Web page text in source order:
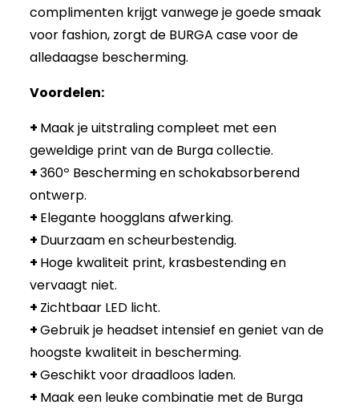
complimenten krijgt vanwege je goede smaak
voor fashion, zorgt de BURGA case voor de
alledaagse bescherming.
Voordelen:
+ Maak je uitstraling compleet met een
geweldige print van de Burga collectie.
+360º Bescherming en schokabsorberend
ontwerp.
+ Elegante hoogglans afwerking.
+ Duurzaam en scheurbestendig.
+ Hoge kwaliteit print, krasbestending en
vervaagt niet.
+ Zichtbaar LED licht.
+Gebruik je headset intensief en geniet van de
hoogste kwaliteit in bescherming.
+Geschikt voor draadloos laden.
+ Maak een leuke combinatie met de Burga